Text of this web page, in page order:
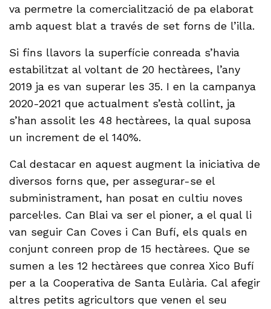
va permetre la comercialització de pa elaborat
amb aquest blat a través de set forns de l’illa.
Si fins llavors la superfície conreada s’havia
estabilitzat al voltant de 20 hectàrees, l’any
2019 ja es van superar les 35. I en la campanya
2020-2021 que actualment s’està collint, ja
s’han assolit les 48 hectàrees, la qual suposa
un increment de el 140%.
Cal destacar en aquest augment la iniciativa de
diversos forns que, per assegurar-se el
subministrament, han posat en cultiu noves
parcel·les. Can Blai va ser el pioner, a el qual li
van seguir Can Coves i Can Bufí, els quals en
conjunt conreen prop de 15 hectàrees. Que se
sumen a les 12 hectàrees que conrea Xico Bufí
per a la Cooperativa de Santa Eulària. Cal afegir
altres petits agricultors que venen el seu